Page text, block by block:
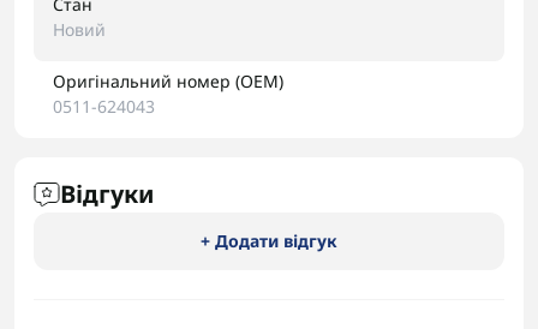
Новий
Оригінальний номер (OEM)
0511-624043
Відгуки
+ Додати відгук